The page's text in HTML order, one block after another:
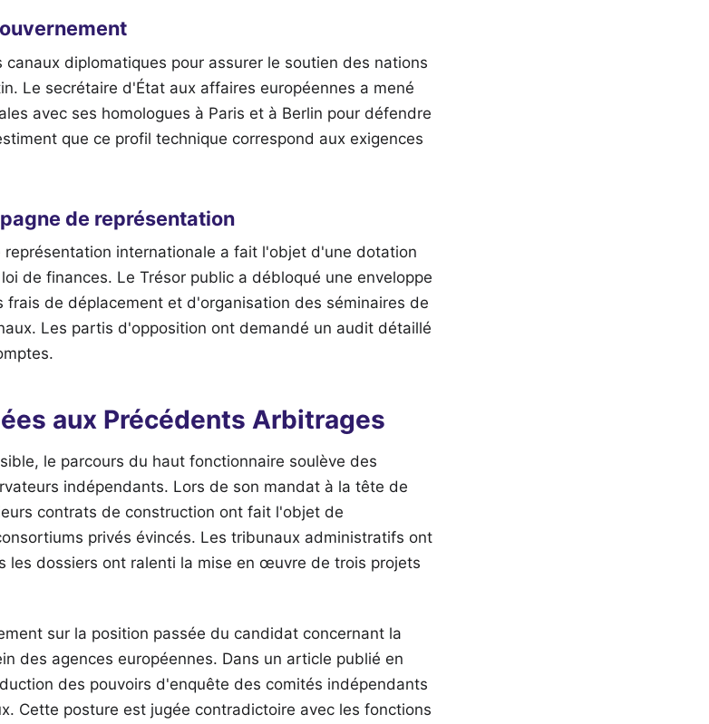
diplomatiques pour assurer le soutien des nations
Le secrétaire d'État aux affaires européennes a mené
avec ses homologues à Paris et à Berlin pour défendre
que ce profil technique correspond aux exigences
de représentation
internationale a fait l'objet d'une dotation
de finances. Le Trésor public a débloqué une enveloppe
frais de déplacement et d'organisation des séminaires de
Les partis d'opposition ont demandé un audit détaillé
aux Précédents Arbitrages
le parcours du haut fonctionnaire soulève des
indépendants. Lors de son mandat à la tête de
contrats de construction ont fait l'objet de
privés évincés. Les tribunaux administratifs ont
les dossiers ont ralenti la mise en œuvre de trois projets
sur la position passée du candidat concernant la
des agences européennes. Dans un article publié en
des pouvoirs d'enquête des comités indépendants
Cette posture est jugée contradictoire avec les fonctions